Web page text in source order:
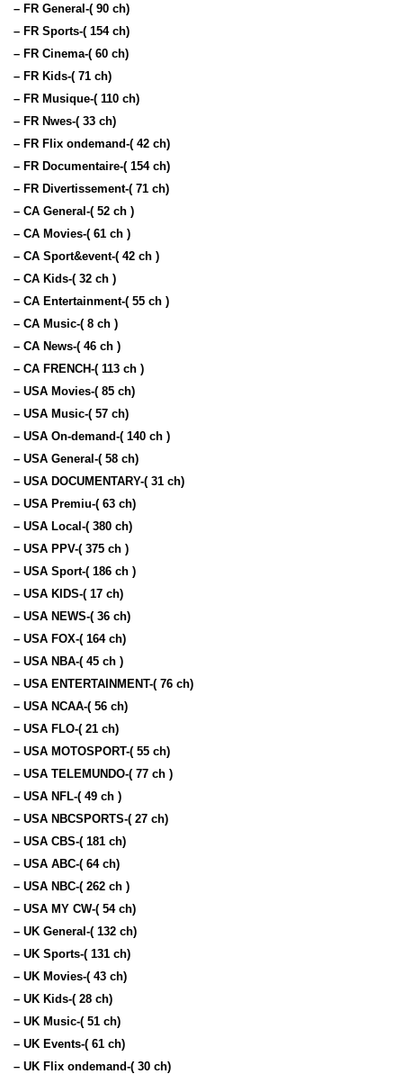
– FR General-( 90 ch)
– FR Sports-( 154 ch)
– FR Cinema-( 60 ch)
– FR Kids-( 71 ch)
– FR Musique-( 110 ch)
– FR Nwes-( 33 ch)
– FR Flix ondemand-( 42 ch)
– FR Documentaire-( 154 ch)
– FR Divertissement-( 71 ch)
– CA General-( 52 ch )
– CA Movies-( 61 ch )
– CA Sport&event-( 42 ch )
– CA Kids-( 32 ch )
– CA Entertainment-( 55 ch )
– CA Music-( 8 ch )
– CA News-( 46 ch )
– CA FRENCH-( 113 ch )
– USA Movies-( 85 ch)
– USA Music-( 57 ch)
– USA On-demand-( 140 ch )
– USA General-( 58 ch)
– USA DOCUMENTARY-( 31 ch)
– USA Premiu-( 63 ch)
– USA Local-( 380 ch)
– USA PPV-( 375 ch )
– USA Sport-( 186 ch )
– USA KIDS-( 17 ch)
– USA NEWS-( 36 ch)
– USA FOX-( 164 ch)
– USA NBA-( 45 ch )
– USA ENTERTAINMENT-( 76 ch)
– USA NCAA-( 56 ch)
– USA FLO-( 21 ch)
– USA MOTOSPORT-( 55 ch)
– USA TELEMUNDO-( 77 ch )
– USA NFL-( 49 ch )
– USA NBCSPORTS-( 27 ch)
– USA CBS-( 181 ch)
– USA ABC-( 64 ch)
– USA NBC-( 262 ch )
– USA MY CW-( 54 ch)
– UK General-( 132 ch)
– UK Sports-( 131 ch)
– UK Movies-( 43 ch)
– UK Kids-( 28 ch)
– UK Music-( 51 ch)
– UK Events-( 61 ch)
– UK Flix ondemand-( 30 ch)